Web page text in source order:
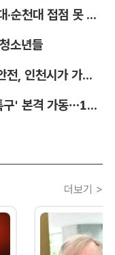
전남 국립의대 협상 또 '빈손'…목포대·순천대 접점 못 찾아
소년들
박찬대 인천시장 "맨홀 작업 현장의 안전, 인천시가 가장 앞장서겠다"
전북, '차세대 동물의약품 규제자유특구' 본격 가동…11개 기업 1273억 투자
더보기 >